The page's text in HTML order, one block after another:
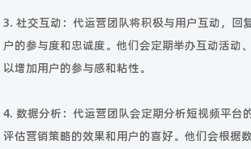
3. 社交互动：代运营团队将积极与用户互动，回
户的参与度和忠诚度。他们会定期举办互动活动
以增加用户的参与感和粘性。
4. 数据分析：代运营团队会定期分析短视频平台
评估营销策略的效果和用户的喜好。他们会根据